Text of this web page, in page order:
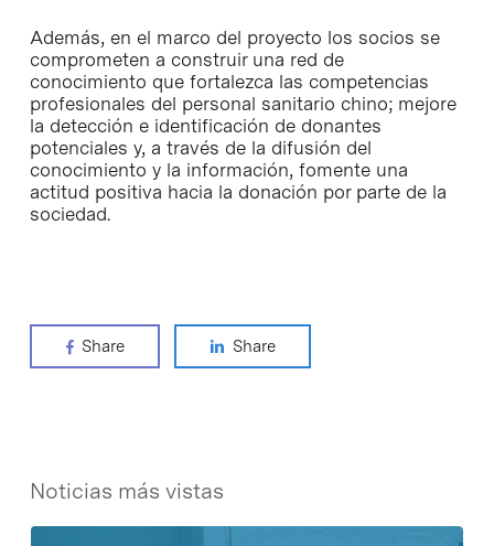
Además, en el marco del proyecto los socios se
comprometen a construir una red de
conocimiento que fortalezca las competencias
profesionales del personal sanitario chino; mejore
la detección e identificación de donantes
potenciales y, a través de la difusión del
conocimiento y la información, fomente una
actitud positiva hacia la donación por parte de la
sociedad.
Share Share
Noticias más vistas